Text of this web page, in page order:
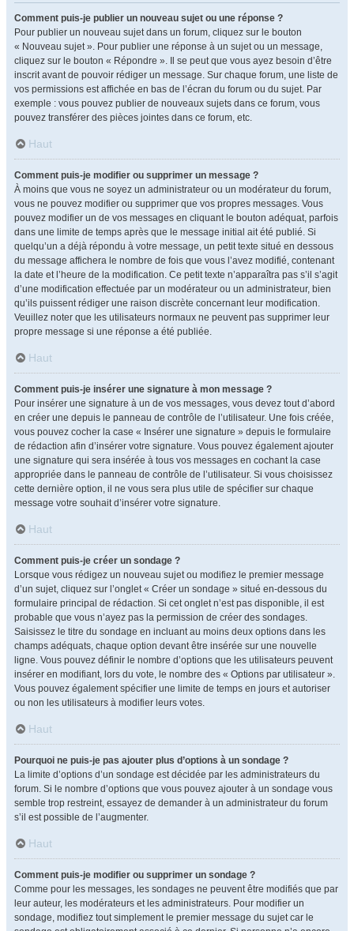
Comment puis-je publier un nouveau sujet ou une réponse ?
Pour publier un nouveau sujet dans un forum, cliquez sur le bouton
« Nouveau sujet ». Pour publier une réponse à un sujet ou un message,
cliquez sur le bouton « Répondre ». Il se peut que vous ayez besoin d’être
inscrit avant de pouvoir rédiger un message. Sur chaque forum, une liste de
vos permissions est affichée en bas de l’écran du forum ou du sujet. Par
exemple : vous pouvez publier de nouveaux sujets dans ce forum, vous
pouvez transférer des pièces jointes dans ce forum, etc.
Haut
Comment puis-je modifier ou supprimer un message ?
À moins que vous ne soyez un administrateur ou un modérateur du forum,
vous ne pouvez modifier ou supprimer que vos propres messages. Vous
pouvez modifier un de vos messages en cliquant le bouton adéquat, parfois
dans une limite de temps après que le message initial ait été publié. Si
quelqu’un a déjà répondu à votre message, un petit texte situé en dessous
du message affichera le nombre de fois que vous l’avez modifié, contenant
la date et l’heure de la modification. Ce petit texte n’apparaîtra pas s’il s’agit
d’une modification effectuée par un modérateur ou un administrateur, bien
qu’ils puissent rédiger une raison discrète concernant leur modification.
Veuillez noter que les utilisateurs normaux ne peuvent pas supprimer leur
propre message si une réponse a été publiée.
Haut
Comment puis-je insérer une signature à mon message ?
Pour insérer une signature à un de vos messages, vous devez tout d’abord
en créer une depuis le panneau de contrôle de l’utilisateur. Une fois créée,
vous pouvez cocher la case « Insérer une signature » depuis le formulaire
de rédaction afin d’insérer votre signature. Vous pouvez également ajouter
une signature qui sera insérée à tous vos messages en cochant la case
appropriée dans le panneau de contrôle de l’utilisateur. Si vous choisissez
cette dernière option, il ne vous sera plus utile de spécifier sur chaque
message votre souhait d’insérer votre signature.
Haut
Comment puis-je créer un sondage ?
Lorsque vous rédigez un nouveau sujet ou modifiez le premier message
d’un sujet, cliquez sur l’onglet « Créer un sondage » situé en-dessous du
formulaire principal de rédaction. Si cet onglet n’est pas disponible, il est
probable que vous n’ayez pas la permission de créer des sondages.
Saisissez le titre du sondage en incluant au moins deux options dans les
champs adéquats, chaque option devant être insérée sur une nouvelle
ligne. Vous pouvez définir le nombre d’options que les utilisateurs peuvent
insérer en modifiant, lors du vote, le nombre des « Options par utilisateur ».
Vous pouvez également spécifier une limite de temps en jours et autoriser
ou non les utilisateurs à modifier leurs votes.
Haut
Pourquoi ne puis-je pas ajouter plus d’options à un sondage ?
La limite d’options d’un sondage est décidée par les administrateurs du
forum. Si le nombre d’options que vous pouvez ajouter à un sondage vous
semble trop restreint, essayez de demander à un administrateur du forum
s’il est possible de l’augmenter.
Haut
Comment puis-je modifier ou supprimer un sondage ?
Comme pour les messages, les sondages ne peuvent être modifiés que par
leur auteur, les modérateurs et les administrateurs. Pour modifier un
sondage, modifiez tout simplement le premier message du sujet car le